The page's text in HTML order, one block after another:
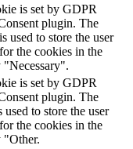
is set by GDPR
plugin. The
used to store the user
the cookies in the
"Necessary".
is set by GDPR
plugin. The
used to store the user
the cookies in the
"Other.